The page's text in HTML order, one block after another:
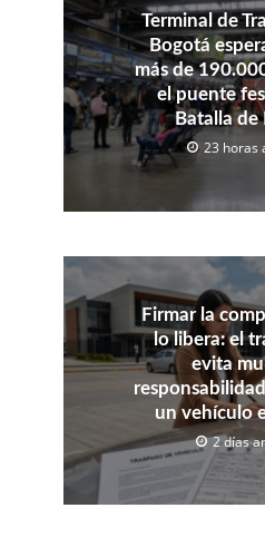
Terminal de
Bogotá
más de
el puente
Batalla de
23 horas
Firmar la
lo libera: el
evita
un vehículo
2 días